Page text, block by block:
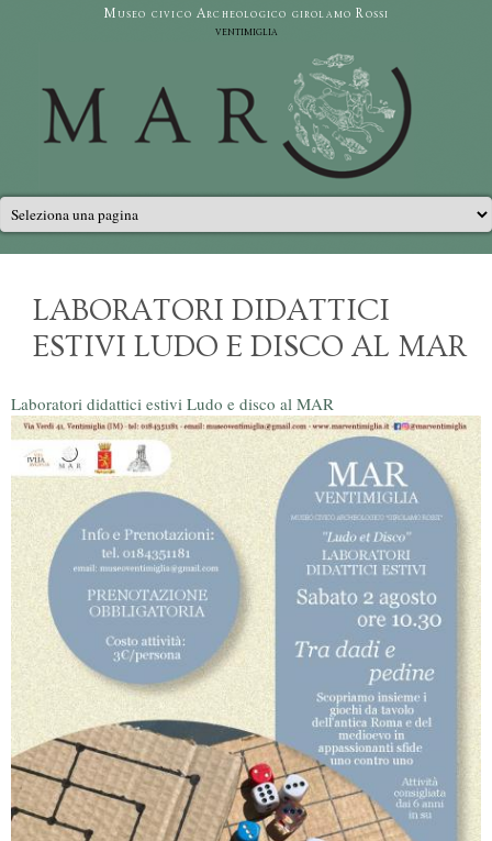
Salta al contenuto principaleMuseo civico Archeologico girolamo Rossi
ventimiglia
Menu principale
LABORATORI DIDATTICI
ESTIVI LUDO E DISCO AL MAR
Laboratori didattici estivi Ludo e disco al MAR